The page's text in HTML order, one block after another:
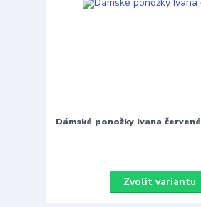
Dámské ponožky Ivana červené
Zvolit variantu